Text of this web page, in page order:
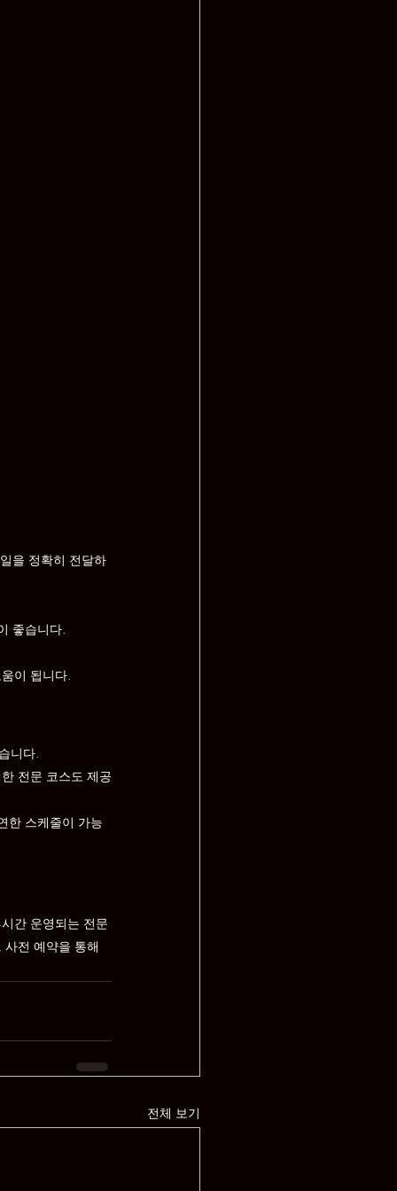
을 정확히 전달하
좋습니다.
이 됩니다.
니다.
전문 코스도 제공
한 스케줄이 가능
간 운영되는 전문
전 예약을 통해
전체 보기